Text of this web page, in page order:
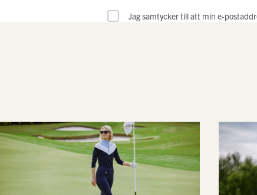
Jag samtycker till att min e-